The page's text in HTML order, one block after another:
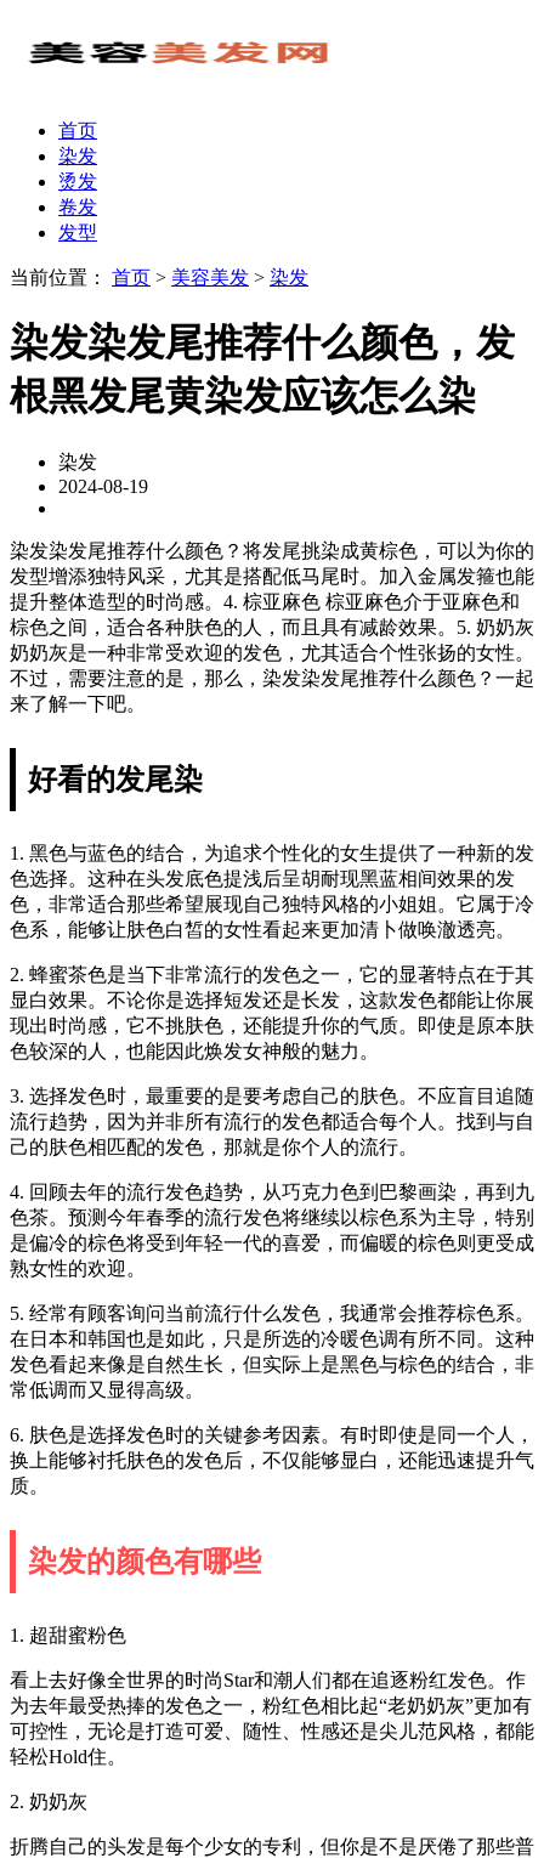
首页
染发
烫发
卷发
发型
当前位置： 首页 > 美容美发 > 染发
染发染发尾推荐什么颜色，发
根黑发尾黄染发应该怎么染
染发
2024-08-19
染发染发尾推荐什么颜色？将发尾挑染成黄棕色，可以为你的
发型增添独特风采，尤其是搭配低马尾时。加入金属发箍也能
提升整体造型的时尚感。4. 棕亚麻色 棕亚麻色介于亚麻色和
棕色之间，适合各种肤色的人，而且具有减龄效果。5. 奶奶灰
奶奶灰是一种非常受欢迎的发色，尤其适合个性张扬的女性。
不过，需要注意的是，那么，染发染发尾推荐什么颜色？一起
来了解一下吧。
好看的发尾染
1. 黑色与蓝色的结合，为追求个性化的女生提供了一种新的发
色选择。这种在头发底色提浅后呈胡耐现黑蓝相间效果的发
色，非常适合那些希望展现自己独特风格的小姐姐。它属于冷
色系，能够让肤色白皙的女性看起来更加清卜做唤澈透亮。
2. 蜂蜜茶色是当下非常流行的发色之一，它的显著特点在于其
显白效果。不论你是选择短发还是长发，这款发色都能让你展
现出时尚感，它不挑肤色，还能提升你的气质。即使是原本肤
色较深的人，也能因此焕发女神般的魅力。
3. 选择发色时，最重要的是要考虑自己的肤色。不应盲目追随
流行趋势，因为并非所有流行的发色都适合每个人。找到与自
己的肤色相匹配的发色，那就是你个人的流行。
4. 回顾去年的流行发色趋势，从巧克力色到巴黎画染，再到九
色茶。预测今年春季的流行发色将继续以棕色系为主导，特别
是偏冷的棕色将受到年轻一代的喜爱，而偏暖的棕色则更受成
熟女性的欢迎。
5. 经常有顾客询问当前流行什么发色，我通常会推荐棕色系。
在日本和韩国也是如此，只是所选的冷暖色调有所不同。这种
发色看起来像是自然生长，但实际上是黑色与棕色的结合，非
常低调而又显得高级。
6. 肤色是选择发色时的关键参考因素。有时即使是同一个人，
换上能够衬托肤色的发色后，不仅能够显白，还能迅速提升气
质。
染发的颜色有哪些
1. 超甜蜜粉色
看上去好像全世界的时尚Star和潮人们都在追逐粉红发色。作
为去年最受热捧的发色之一，粉红色相比起“老奶奶灰”更加有
可控性，无论是打造可爱、随性、性感还是尖儿范风格，都能
轻松Hold住。
2. 奶奶灰
折腾自己的头发是每个少女的专利，但你是不是厌倦了那些普